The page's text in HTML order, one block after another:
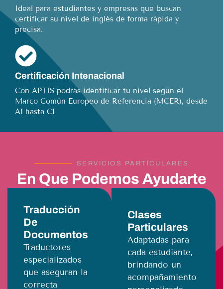
Ideal para estudiantes y empresas que buscan
certificar su nivel de inglés de forma rápida y
precisa.
Certificación Intenacional
Con APTIS podrás identificar tu nivel según el
Marco Común Europeo de Referencia (MCER), desde
A1 hasta C1
SERVICIOS PARTÍCULARES
En Que Podemos Ayudarte
Traducción
De
Documentos
Traductores
especializados
que aseguran la
correcta
Clases
Particulares
Adaptadas para
cada estudiante,
brindando un
acompañamiento